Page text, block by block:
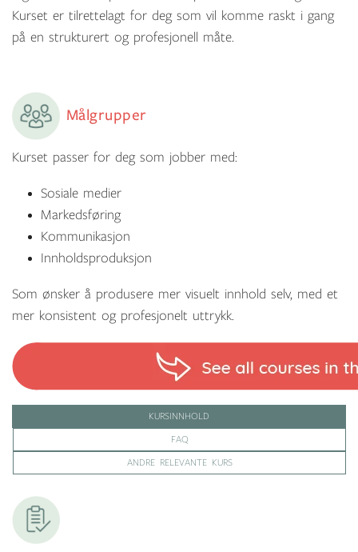
Kurset er tilrettelagt for deg som vil komme raskt i gang
på en strukturert og profesjonell måte.
Målgrupper
Kurset passer for deg som jobber med:
Sosiale medier
Markedsføring
Kommunikasjon
Innholdsproduksjon
Som ønsker å produsere mer visuelt innhold selv, med et
mer konsistent og profesjonelt uttrykk.
KURSINNHOLD
FAQ
ANDRE RELEVANTE KURS